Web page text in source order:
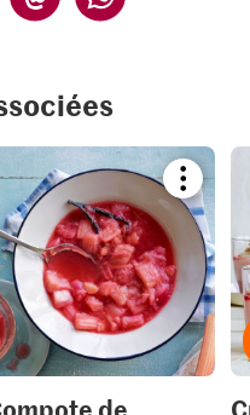
recipe
or
add
it
your
de